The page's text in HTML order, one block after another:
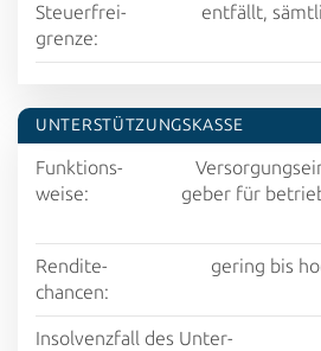
Steuer­frei­
grenze:
entfällt,
UNTER­STÜTZUNGS­KASSE
Funktions­
weise:
geber für
Rendite­
chancen:
gering bis
Insolvenz­fall des Unter­